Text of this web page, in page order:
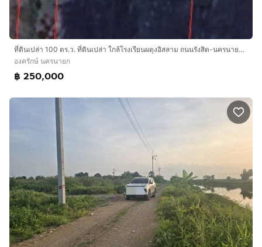
ที่ดินเปล่า 100 ตร.ว. ที่ดินเปล่า ใกล้โรงเรียนผดุงอิสลาม ถนนรังสิต-นครนายก ถนนตลาด องครักษ์ นครนายก
องครักษ์ นครนายก
฿ 250,000